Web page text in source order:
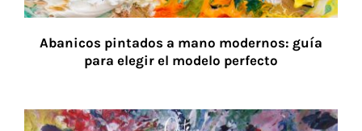
Abanicos pintados a mano modernos: guía
para elegir el modelo perfecto